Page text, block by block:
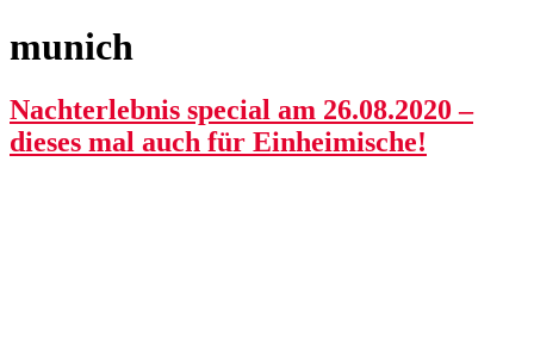
munich
Nachterlebnis special am 26.08.2020 –
dieses mal auch für Einheimische!